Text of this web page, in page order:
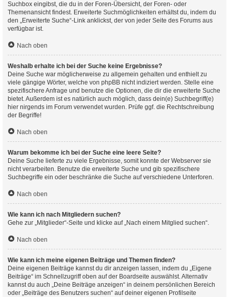
Suchbox eingibst, die du in der Foren-Übersicht, der Foren- oder
Themenansicht findest. Erweiterte Suchmöglichkeiten erhältst du, indem du
den „Erweiterte Suche“-Link anklickst, der von jeder Seite des Forums aus
verfügbar ist.
Nach oben
Weshalb erhalte ich bei der Suche keine Ergebnisse?
Deine Suche war möglicherweise zu allgemein gehalten und enthielt zu
viele gängige Wörter, welche von phpBB nicht indiziert werden. Stelle eine
spezifischere Anfrage und benutze die Optionen, die dir die erweiterte Suche
bietet. Außerdem ist es natürlich auch möglich, dass dein(e) Suchbegriff(e)
hier nirgends im Forum verwendet wurden. Prüfe ggf. die Rechtschreibung
der Begriffe!
Nach oben
Warum bekomme ich bei der Suche eine leere Seite?
Deine Suche lieferte zu viele Ergebnisse, somit konnte der Webserver sie
nicht verarbeiten. Benutze die erweiterte Suche und gib spezifischere
Suchbegriffe ein oder beschränke die Suche auf verschiedene Unterforen.
Nach oben
Wie kann ich nach Mitgliedern suchen?
Gehe zur „Mitglieder“-Seite und klicke auf „Nach einem Mitglied suchen“.
Nach oben
Wie kann ich meine eigenen Beiträge und Themen finden?
Deine eigenen Beiträge kannst du dir anzeigen lassen, indem du „Eigene
Beiträge“ im Schnellzugriff oben auf der Boardseite auswählst. Alternativ
kannst du auch „Deine Beiträge anzeigen“ in deinem persönlichen Bereich
oder „Beiträge des Benutzers suchen“ auf deiner eigenen Profilseite